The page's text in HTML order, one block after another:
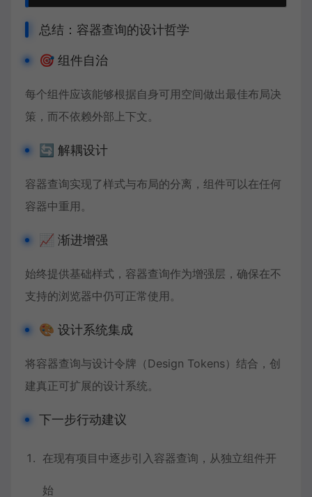
总结：容器查询的设计哲学
🎯 组件自治
每个组件应该能够根据自身可用空间做出最佳布局决
策，而不依赖外部上下文。
🔄 解耦设计
容器查询实现了样式与布局的分离，组件可以在任何
容器中重用。
📈 渐进增强
始终提供基础样式，容器查询作为增强层，确保在不
支持的浏览器中仍可正常使用。
🎨 设计系统集成
将容器查询与设计令牌（Design Tokens）结合，创
建真正可扩展的设计系统。
下一步行动建议
在现有项目中逐步引入容器查询，从独立组件开
始